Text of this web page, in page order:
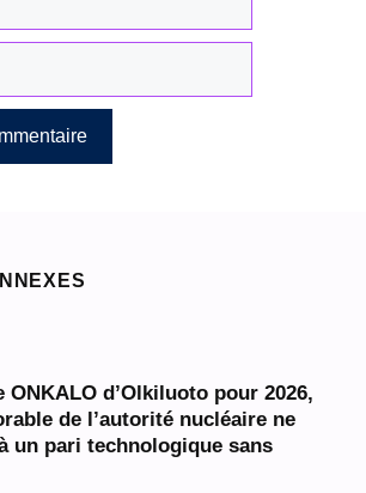
ONKALO d’Olkiluoto pour 2026,
de l’autorité nucléaire ne
un pari technologique sans